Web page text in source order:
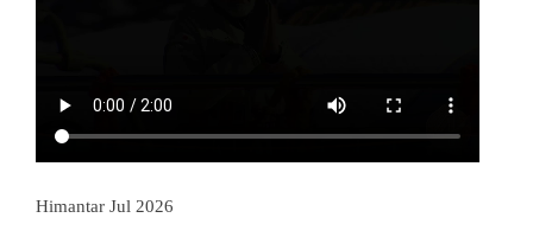
Himantar Jul 2026